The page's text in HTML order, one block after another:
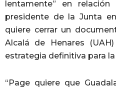
lentamente” en
presidente de la Junta
quiere cerrar un
Alcalá de Henares
estrategia definitiva para
“Page quiere que